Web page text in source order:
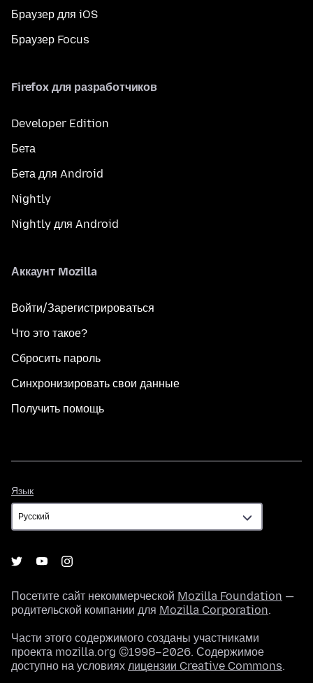
Браузер для iOS
Браузер Focus
Firefox для разработчиков
Developer Edition
Бета
Бета для Android
Nightly
Nightly для Android
Аккаунт Mozilla
Войти/Зарегистрироваться
Что это такое?
Сбросить пароль
Синхронизировать свои данные
Получить помощь
Язык
Посетите сайт некоммерческой Mozilla Foundation —
родительской компании для Mozilla Corporation.
Части этого содержимого созданы участниками
проекта mozilla.org ©1998–2026. Содержимое
доступно на условиях лицензии Creative Commons.